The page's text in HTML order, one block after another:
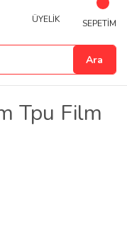
Ara
ÜYELİK SEPETİM
Tpu Film